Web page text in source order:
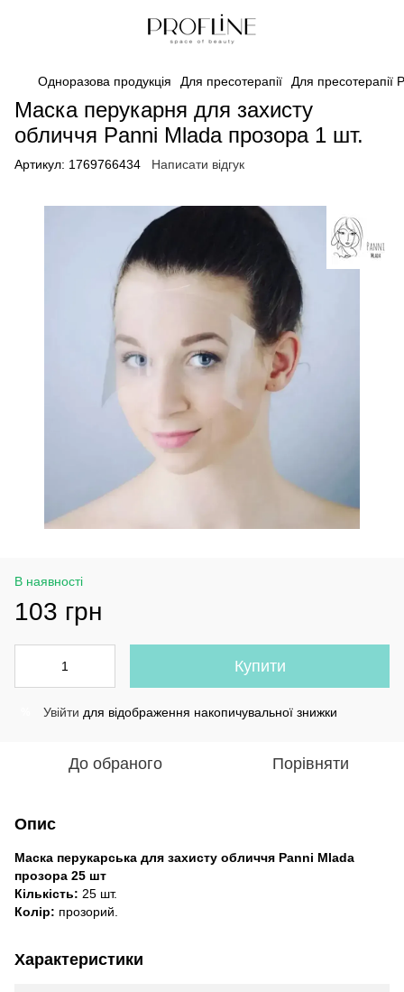
Одноразова продукція Для пресотерапії Для пресотерапії
Маска перукарня для захисту
обличчя Panni Mlada прозора 1 шт.
Артикул: 1769766434 Написати відгук
В наявності
103 грн
Купити
Увійти для відображення накопичувальної знижки
До обраного Порівняти
Опис
Маска перукарська для захисту обличчя Panni Mlada
прозора 25 шт
Кількість: 25 шт.
Колір: прозорий.
Характеристики